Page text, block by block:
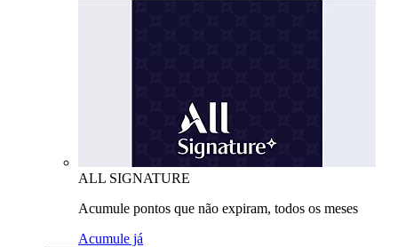
ALL SIGNATURE
Acumule pontos que não expiram, todos os meses
Acumule já